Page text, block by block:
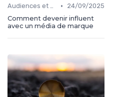
Audiences et engagement •
24/09/2025
Comment devenir influent
avec un média de marque